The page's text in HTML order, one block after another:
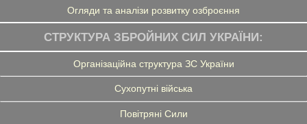
Огляди та аналізи розвитку озброєння
СТРУКТУРА ЗБРОЙНИХ СИЛ УКРАЇНИ:
Організаційна структура ЗС України
Сухопутні війська
Повітряні Сили